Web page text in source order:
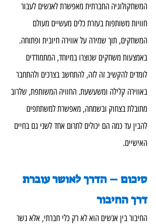
המשחקולוגיה החברתית מאפשרת לאנשים לעבור
חוויות משותפות בעזרת כלים מעשיים מעולם
המשחקים, תוך שמירה על אווירה חיובית ופתוחה.
באמצעות משחקים שנוצרו במיוחד, המתמודדים
לומדים להקשיב זה לזה, להתחשב בצרכים ולהתחבר
באווירה קלילה ומשעשעת. החוויה המשותפת, שלרוב
מתובלת בצחוק ובשמחה, מאפשרת למשתתפים
להבין עד כמה הם יכולים לתרום אחד לשני גם בחיים
האישיים.
סיכום – הדרך לאושר עוברת
דרך החיבור
החיבור בין אנשים הוא לא רק כלי חברתי, אלא גשר